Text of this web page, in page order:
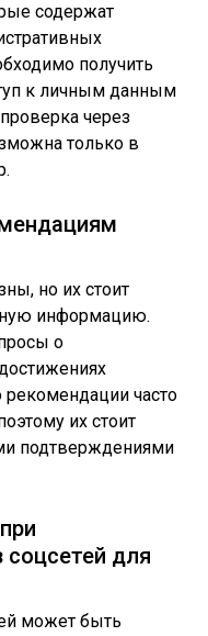
содержат
получить
к личным данным
через
только в
но их стоит
информацию.
о
рекомендации часто
их стоит
подтверждениями
соцсетей для
может быть